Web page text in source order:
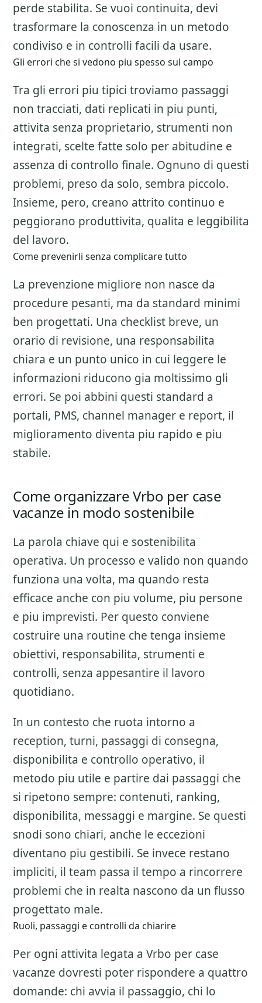
perde stabilita. Se vuoi continuita, devi
trasformare la conoscenza in un metodo
condiviso e in controlli facili da usare.
Gli errori che si vedono piu spesso sul campo
Tra gli errori piu tipici troviamo passaggi
non tracciati, dati replicati in piu punti,
attivita senza proprietario, strumenti non
integrati, scelte fatte solo per abitudine e
assenza di controllo finale. Ognuno di questi
problemi, preso da solo, sembra piccolo.
Insieme, pero, creano attrito continuo e
peggiorano produttivita, qualita e leggibilita
del lavoro.
Come prevenirli senza complicare tutto
La prevenzione migliore non nasce da
procedure pesanti, ma da standard minimi
ben progettati. Una checklist breve, un
orario di revisione, una responsabilita
chiara e un punto unico in cui leggere le
informazioni riducono gia moltissimo gli
errori. Se poi abbini questi standard a
portali, PMS, channel manager e report, il
miglioramento diventa piu rapido e piu
stabile.
Come organizzare Vrbo per case
vacanze in modo sostenibile
La parola chiave qui e sostenibilita
operativa. Un processo e valido non quando
funziona una volta, ma quando resta
efficace anche con piu volume, piu persone
e piu imprevisti. Per questo conviene
costruire una routine che tenga insieme
obiettivi, responsabilita, strumenti e
controlli, senza appesantire il lavoro
quotidiano.
In un contesto che ruota intorno a
reception, turni, passaggi di consegna,
disponibilita e controllo operativo, il
metodo piu utile e partire dai passaggi che
si ripetono sempre: contenuti, ranking,
disponibilita, messaggi e margine. Se questi
snodi sono chiari, anche le eccezioni
diventano piu gestibili. Se invece restano
impliciti, il team passa il tempo a rincorrere
problemi che in realta nascono da un flusso
progettato male.
Ruoli, passaggi e controlli da chiarire
Per ogni attivita legata a Vrbo per case
vacanze dovresti poter rispondere a quattro
domande: chi avvia il passaggio, chi lo